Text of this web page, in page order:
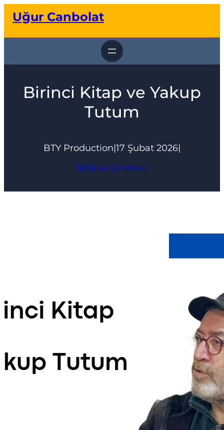
geçUğur Canbolat
Birinci Kitap ve Yakup
Tutum
BTY Production|17 Şubat 2026|
İstiklal Gazetesi